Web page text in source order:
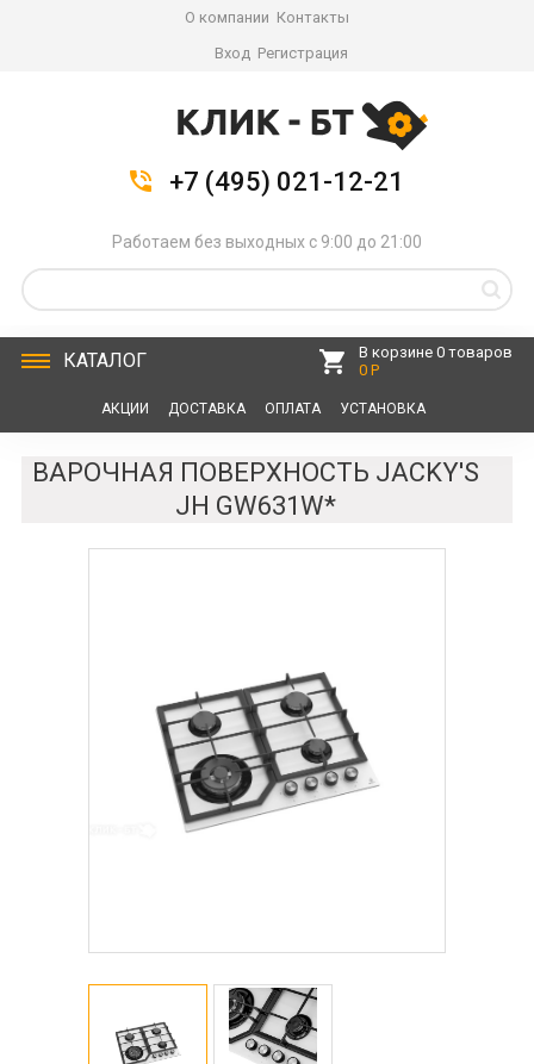
О компании Контакты
Вход Регистрация
+7 (495) 021-12-21
Работаем без выходных с 9:00 до 21:00
КАТАЛОГ
В корзине 0 товаров
0 Р
АКЦИИ ДОСТАВКА ОПЛАТА УСТАНОВКА
ВАРОЧНАЯ ПОВЕРХНОСТЬ JACKY'S
JH GW631W*